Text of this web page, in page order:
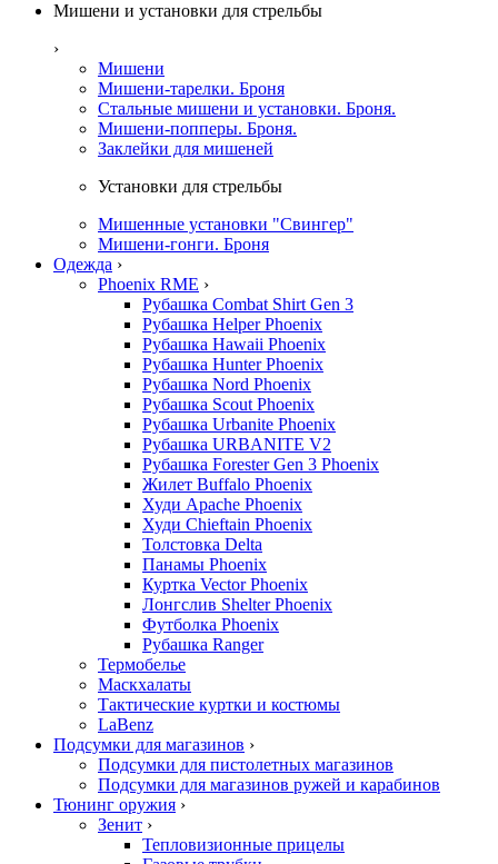
Мишени и установки для стрельбы
›
Мишени
Мишени-тарелки. Броня
Стальные мишени и установки. Броня.
Мишени-попперы. Броня.
Заклейки для мишеней
Установки для стрельбы
Мишенные установки "Свингер"
Мишени-гонги. Броня
Одежда ›
Phoenix RME ›
Рубашка Combat Shirt Gen 3
Рубашка Helper Phoenix
Рубашка Hawaii Phoenix
Рубашка Hunter Phoenix
Рубашка Nord Phoenix
Рубашка Scout Phoenix
Рубашка Urbanite Phoenix
Рубашка URBANITE V2
Рубашка Forester Gen 3 Phoenix
Жилет Buffalo Phoenix
Худи Apache Phoenix
Худи Chieftain Phoenix
Толстовка Delta
Панамы Phoenix
Куртка Vector Phoenix
Лонгслив Shelter Phoenix
Футболка Phoenix
Рубашка Ranger
Термобелье
Маскхалаты
Тактические куртки и костюмы
LaBenz
Подсумки для магазинов ›
Подсумки для пистолетных магазинов
Подсумки для магазинов ружей и карабинов
Тюнинг оружия ›
Зенит ›
Тепловизионные прицелы